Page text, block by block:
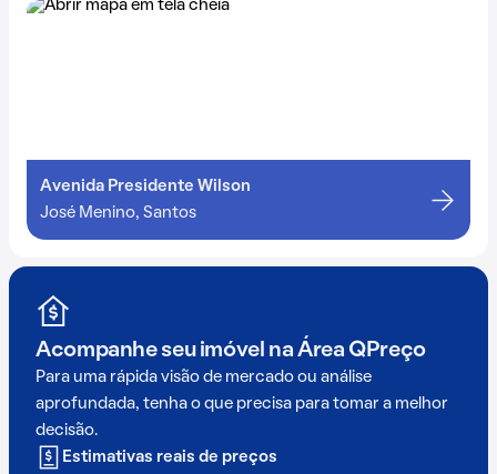
Avenida Presidente Wilson
José Menino, Santos
Acompanhe seu imóvel na Área QPreço
Para uma rápida visão de mercado ou análise
aprofundada, tenha o que precisa para tomar a melhor
decisão.
Estimativas reais de preços